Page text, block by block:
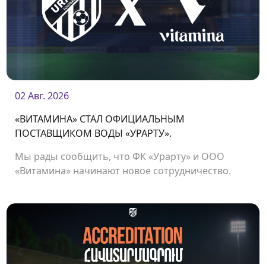
02 Авг. 2026
«ВИТАМИНА» СТАЛ ОФИЦИАЛЬНЫМ
ПОСТАВЩИКОМ ВОДЫ «УРАРТУ».
Мы рады сообщить, что ФК «Урарту» и ООО
«Витамина» начинают новое сотрудничество.